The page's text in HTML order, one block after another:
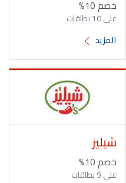
خصم 10%
على 10 بطاقات
المزيد
شيليز
خصم 10%
على 9 بطاقات